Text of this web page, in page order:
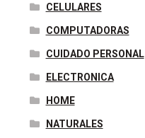
CELULARES
COMPUTADORAS
CUIDADO PERSONAL
ELECTRONICA
HOME
NATURALES